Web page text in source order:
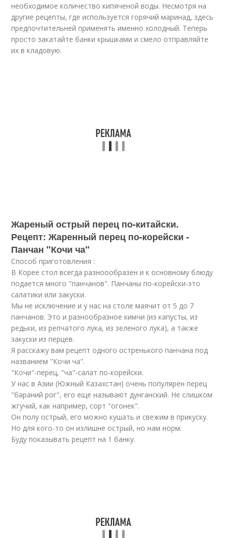
необходимое количество кипяченой воды. Несмотря на
другие рецепты, где используется горячий маринад, здесь
предпочтительней применять именно холодный. Теперь
просто закатайте банки крышками и смело отправляйте
их в кладовую.
Жареный острый перец по-китайски.
Рецепт: Жаренный перец по-корейски -
Панчан "Кочи ча"
Способ приготовления :
В Корее стол всегда разноообразен и к основному блюду
подается много "панчанов". Панчаны по-корейски-это
салатики или закуски.
Мы не исключение и у нас на столе маячит от 5 до 7
панчанов. Это и разнообразное кимчи (из капусты, из
редьки, из репчатого лука, из зеленого лука), а также
закуски из перцев.
Я расскажу вам рецепт одного остренького панчана под
названием "Кочи ча".
"Кочи"-перец, "ча"-салат по-корейски.
У нас в Азии (Южный Казахстан) очень популярен перец
"бараний рог", его еще называют дунганский. Не слишком
жгучий, как например, сорт "огонек".
Он полу острый, его можно кушать и свежим в прикуску.
Но для кого-то он излишне острый, но нам норм.
Буду показывать рецепт на 1 банку.